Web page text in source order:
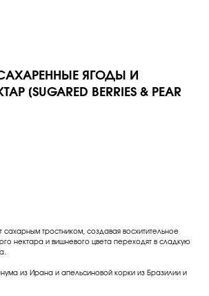
ЯГОДЫ И
[SUGARED BERRIES & PEAR
тростником, создавая восхитительное
нектара и вишневого цвета переходят в сладкую
из Ирана и апельсиновой корки из Бразилии и